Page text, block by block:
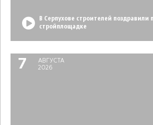
В Серпухове строителей поздравили
стройплощадке
7
АВГУСТА
2026